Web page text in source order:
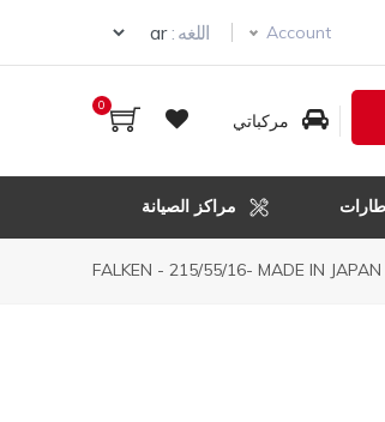
Account اللغه :
Select your language
مركباتي
0
مراكز الصيانة
FALKEN - 215/55/16- MADE IN JAPAN